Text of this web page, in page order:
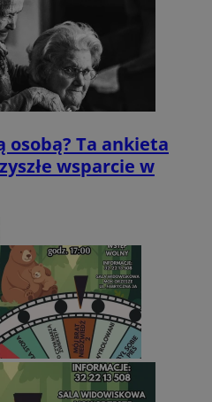
osobą? Ta ankieta
wsparcie w